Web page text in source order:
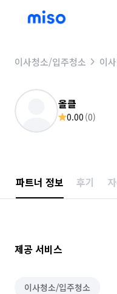
이사청소/입주청소 이
올클
0.00 (0)
파트너 정보 후기
제공 서비스
이사청소/입주청소